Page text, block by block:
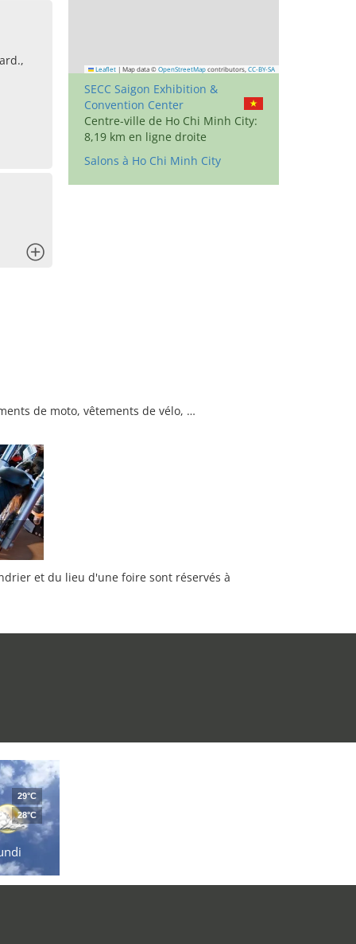
Leaflet | Map data © OpenStreetMap contributors, CC-BY-SA
SECC Saigon Exhibition &
Convention Center
Centre-ville de Ho Chi Minh City:
8,19 km en ligne droite
Salons à Ho Chi Minh City
de moto, vêtements de vélo, …
et du lieu d'une foire sont réservés à
29°C
28°C